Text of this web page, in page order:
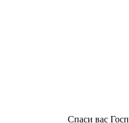
Спаси вас